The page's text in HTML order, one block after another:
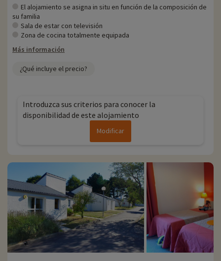
El alojamiento se asigna in situ en función de la composición de
su familia
Sala de estar con televisión
Zona de cocina totalmente equipada
Más información
¿Qué incluye el precio?
Introduzca sus criterios para conocer la
disponibilidad de este alojamiento
Modificar